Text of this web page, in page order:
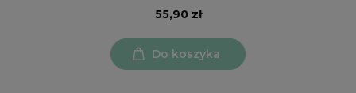
55,90 zł
Do koszyka